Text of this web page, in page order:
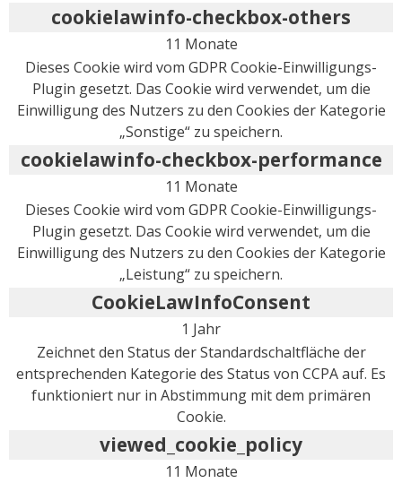
cookielawinfo-checkbox-others
11 Monate
Dieses Cookie wird vom GDPR Cookie-Einwilligungs-
Plugin gesetzt. Das Cookie wird verwendet, um die
Einwilligung des Nutzers zu den Cookies der Kategorie
„Sonstige“ zu speichern.
cookielawinfo-checkbox-performance
11 Monate
Dieses Cookie wird vom GDPR Cookie-Einwilligungs-
Plugin gesetzt. Das Cookie wird verwendet, um die
Einwilligung des Nutzers zu den Cookies der Kategorie
„Leistung“ zu speichern.
CookieLawInfoConsent
1 Jahr
Zeichnet den Status der Standardschaltfläche der
entsprechenden Kategorie des Status von CCPA auf. Es
funktioniert nur in Abstimmung mit dem primären
Cookie.
viewed_cookie_policy
11 Monate